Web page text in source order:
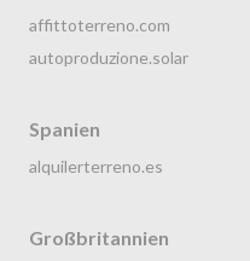
affittoterreno.com
autoproduzione.solar
Spanien
alquilerterreno.es
Großbritannien